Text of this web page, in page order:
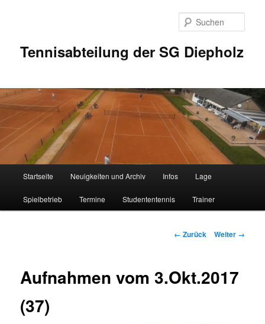
Tennisabteilung der SG Diepholz
Startseite Neuigkeiten und Archiv Infos Lage
Spielbetrieb Termine Studententennis Trainer
Bilder-
← Zurück Weiter →
Aufnahmen vom 3.Okt.2017
(37)